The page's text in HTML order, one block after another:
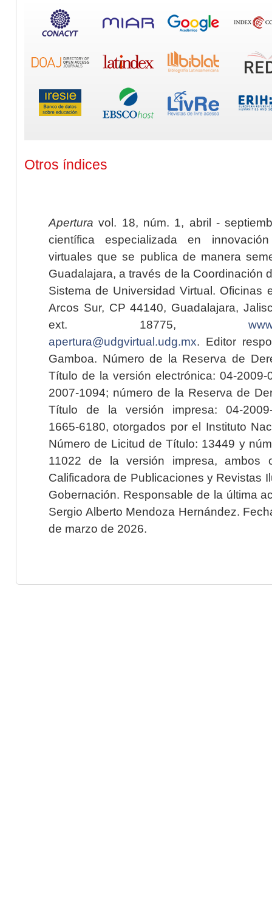
Otros índices
Apertura vol. 18, núm. 1, abril -
científica especializada en
virtuales que se publica de manera
Guadalajara, a través de la Coordinación
Sistema de Universidad Virtual. Oficinas
Arcos Sur, CP 44140, Guadalajara,
ext. 18775,
apertura@udgvirtual.udg.mx. Editor
Gamboa. Número de la Reserva de
Título de la versión electrónica: 04-2009-
2007-1094; número de la Reserva de
Título de la versión impresa: 04-2009-
1665-6180, otorgados por el Instituto
Número de Licitud de Título: 13449 y
11022 de la versión impresa, ambos
Calificadora de Publicaciones y Revistas
Gobernación. Responsable de la última
Sergio Alberto Mendoza Hernández.
de marzo de 2026.